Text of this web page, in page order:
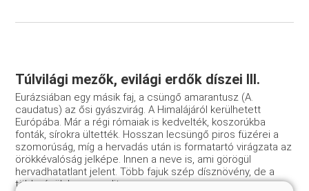
Túlvilági mezők, evilági erdők díszei III.
Eurázsiában egy másik faj, a csüngő amarantusz (A.
caudatus) az ősi gyászvirág. A Himalájáról kerülhetett
Európába. Már a régi rómaiak is kedvelték, koszorúkba
fonták, sírokra ültették. Hosszan lecsüngő piros füzérei a
szomorúság, míg a hervadás után is formatartó virágzata az
örökkévalóság jelképe. Innen a neve is, ami görögül
hervadhatatlant jelent. Több fajuk szép dísznövény, de a
többségük kozmopolita gyom.